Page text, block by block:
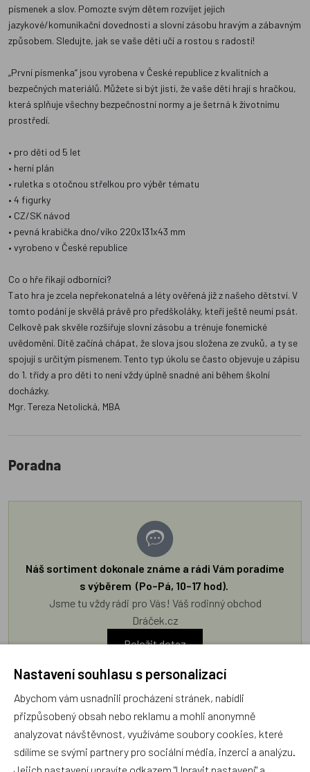
písmenek a slov. Pomozte svým dětem rozvíjet jejich
jazykové/komunikační dovednosti a slovní zásobu hravým a zábavným
způsobem. Sledujte, jak se vaše děti učí a rostou s radostí!
„První písmenka“ jsou vyrobena v České republice z kvalitních a
bezpečných materiálů. Můžete si být jisti, že vaše děti hrají s hračkou,
která splňuje všechny bezpečnostní normy a je šetrná k životnímu
prostředí.
• pro děti od 5 let
• herní plán
• ruletka s otočnou střelkou pro výběr tématu
• 4 figurky
• CZ/SK návod
• pevná krabička dno/víko 220x131x43 mm
• vyrobeno v České republice
Co o hře říkají odborníci?
Tato hra je zcela nepřekonatelná a léty ověřená již z našeho dětství. V
tomto podání je skvělá právě pro předškoláky, kteří ještě neumí psát.
Celkově pak skvěle rozšiřuje slovní zásobu a trénuje fonemické
uvědomění. Dítě začíná chápat, že slova jsou složena ze zvuků, a ty se
spojují s určitým písmenem. Tento typ úkolu se často objevuje u zápisu
do 1. třídy a pro děti to není vždy úplně snadné ani během školní
docházky.
Mgr. Tereza Netolická, MBA
Poradna
Náš sortiment dokonale známe a rádi Vám poradíme
s výběrem (Po–Pá, 10–17 hod).
Jsme tu vždy rádi pro Vás! Váš rodinný obchod
Dráček.cz
Položit dotaz
Recenze v detailu produktu a texty od zákazníků v poradně
odrážejí výhradně názory a stanoviska zákazníků. Provozovatel
e-shopu Dráček.cz texty zákazníků předem neschvaluje ani
neověřuje.
Nastavení souhlasu s personalizací
Abychom vám usnadnili procházení stránek, nabídli
přizpůsobený obsah nebo reklamu a mohli anonymně
analyzovat návštěvnost, využíváme soubory cookies, které
sdílíme se svými partnery pro sociální média, inzerci a analýzu.
Jejich nastavení upravíte odkazem "Upravit nastavení" a